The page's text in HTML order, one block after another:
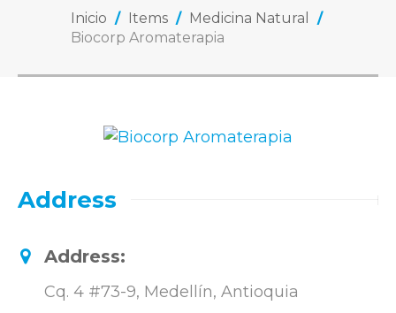
Inicio / Items / Medicina Natural
/
Biocorp Aromaterapia
Address
Address:
Cq. 4 #73-9, Medellín, Antioquia